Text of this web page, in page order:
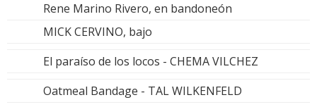
Rene Marino Rivero, en bandoneón
MICK CERVINO, bajo
El paraíso de los locos - CHEMA VILCHEZ
Oatmeal Bandage - TAL WILKENFELD